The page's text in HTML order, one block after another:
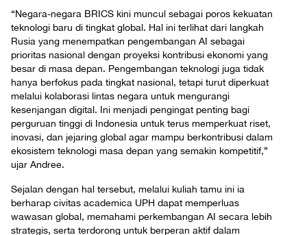
“Negara-negara BRICS kini muncul sebagai poros kekuatan
teknologi baru di tingkat global. Hal ini terlihat dari langkah
Rusia yang menempatkan pengembangan AI sebagai
prioritas nasional dengan proyeksi kontribusi ekonomi yang
besar di masa depan. Pengembangan teknologi juga tidak
hanya berfokus pada tingkat nasional, tetapi turut diperkuat
melalui kolaborasi lintas negara untuk mengurangi
kesenjangan digital. Ini menjadi pengingat penting bagi
perguruan tinggi di Indonesia untuk terus memperkuat riset,
inovasi, dan jejaring global agar mampu berkontribusi dalam
ekosistem teknologi masa depan yang semakin kompetitif,”
ujar Andree.
Sejalan dengan hal tersebut, melalui kuliah tamu ini ia
berharap civitas academica UPH dapat memperluas
wawasan global, memahami perkembangan AI secara lebih
strategis, serta terdorong untuk berperan aktif dalam